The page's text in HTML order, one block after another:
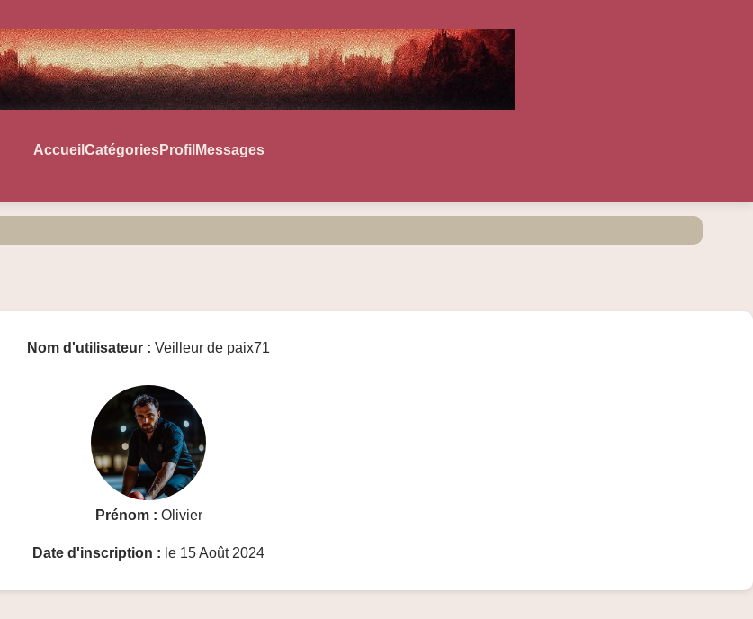
Accueil CatégoriesProfil Messages
Nom d'utilisateur : Veilleur de paix71
Prénom : Olivier
Date d'inscription : le 15 Août 2024